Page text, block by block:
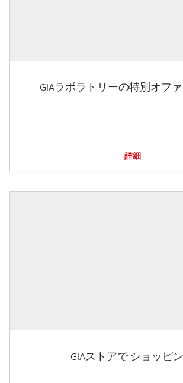
GIAラボラトリーの特別オフ
詳細
GIAストアで ショッピ